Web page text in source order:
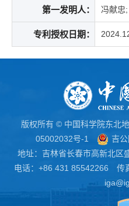
第一发明人： 冯献忠
专利授权日期：
版权所有 © 中国科学院东北
05002032号-1
吉
地址：吉林省长春市高新北
电话：+86 431 85542266 传